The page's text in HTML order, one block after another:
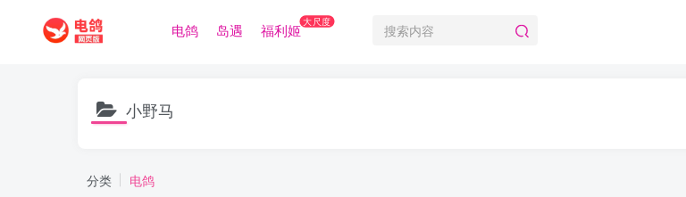
电鸽 岛遇 福利姬大尺度
小野马
分类
电鸽